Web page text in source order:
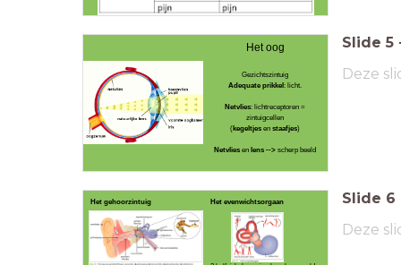
Het oog
Gezichtszintuig
Adequate prikkel: licht.
Netvlies: lichtreceptoren =
zintuigcellen
(kegeltjes enstaafjes)
Netvliesen lens -->scherp beeld
Slide 5
Deze
Het gehoorzintuig Het evenwichtsorgaan Slide 6
Deze